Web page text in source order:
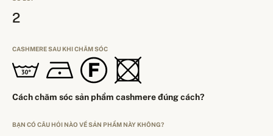
2
CASHMERE SAU KHI CHĂM SÓC
Cách chăm sóc sản phẩm cashmere đúng cách?
BẠN CÓ CÂU HỎI NÀO VỀ SẢN PHẨM NÀY KHÔNG?